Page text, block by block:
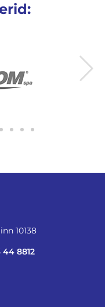
10138
44 8812